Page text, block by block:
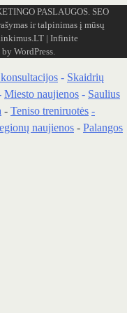
PASLAUGOS. SEO
ir talpinimas į mūsų
| Infinite
by WordPress.
- Skaidrių
Miesto naujienos - Saulius
- Teniso treniruotės -
naujienos - Palangos